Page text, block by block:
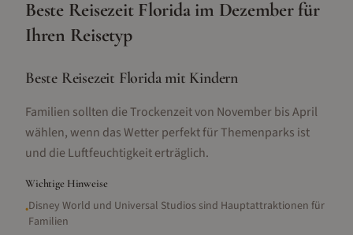
Beste Reisezeit Floridaim Dezemberfür
Ihren Reisetyp
Beste Reisezeit Florida mit Kindern
Familien sollten die Trockenzeit von November bis April
wählen, wenn das Wetter perfekt für Themenparks ist
und die Luftfeuchtigkeit erträglich.
Wichtige Hinweise
•Disney World und Universal Studios sind Hauptattraktionen für
Familien